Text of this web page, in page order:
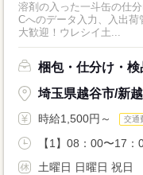
溶剤の入った一斗缶の仕
Cへのデータ入力、入出
大歓迎！ウレシイ土...
梱包・仕分け・検
埼玉県越谷市/新
時給1,500円～ 交通
【1】08：00〜17
土曜日 日曜日 祝日